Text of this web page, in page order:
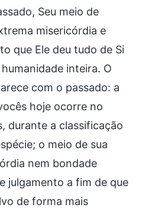
Seu meio de
misericórdia e
que Ele deu tudo de Si
inteira. O
com o passado: a
hoje ocorre no
durante a classificação
o meio de sua
nem bondade
julgamento a fim de que
de forma mais